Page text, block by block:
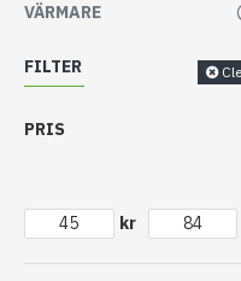
VÄRMARE
FILTER
PRIS
kr